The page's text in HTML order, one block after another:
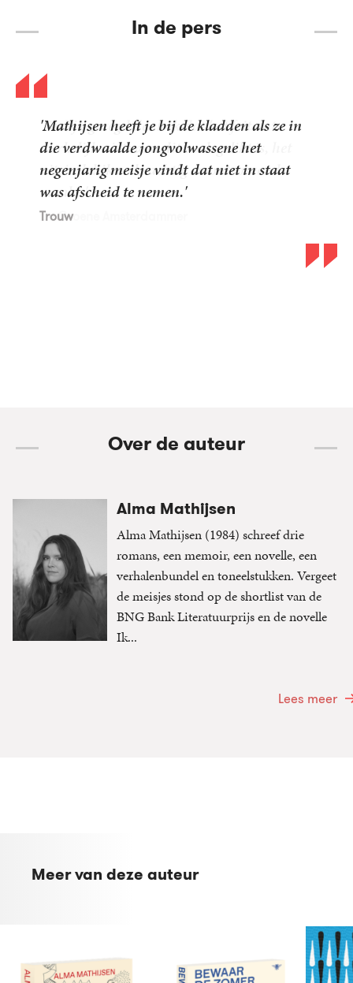
In de pers
'Mathijsen heeft je bij de kladden als ze in
die verdwaalde jongvolwassene het
negenjarig meisje vindt dat niet in staat
was afscheid te nemen.'
Trouw
Over de auteur
Alma Mathijsen
Alma Mathijsen (1984) schreef drie
romans, een memoir, een novelle, een
verhalenbundel en toneelstukken. Vergeet
de meisjes stond op de shortlist van de
BNG Bank Literatuurprijs en de novelle
Ik...
Lees meer
Meer van deze auteur